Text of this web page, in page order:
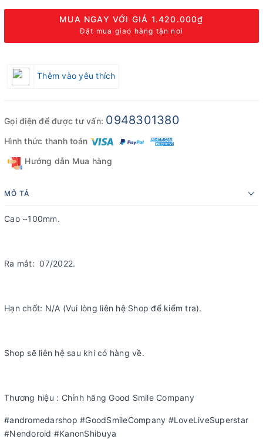
MUA NGAY VỚI GIÁ 1.420.000₫
Đặt mua giao hàng tận nơi
Thêm vào yêu thích
Gọi điện để được tư vấn: 0948301380
Hình thức thanh toán
Hướng dẫn Mua hàng
MÔ TẢ
Cao ~100mm.
Ra mắt: 07/2022.
Hạn chốt: N/A (Vui lòng liên hệ Shop để kiểm tra).
Shop sẽ liên hệ sau khi có hàng về.
Thương hiệu : Chính hãng Good Smile Company
#andromedarshop #GoodSmileCompany #LoveLiveSuperstar
#Nendoroid #KanonShibuya